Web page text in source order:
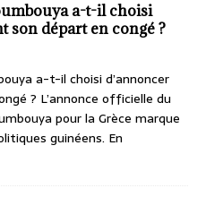
a-t-il choisi
son départ en congé ?
a-t-il choisi d’annoncer
? L’annonce officielle du
pour la Grèce marque
guinéens. En